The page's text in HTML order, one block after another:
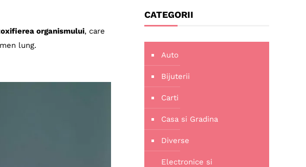
organismului, care
lung.
CATEGORII
Auto
Bijuterii
Carti
Casa si Gradina
Diverse
Electronice si